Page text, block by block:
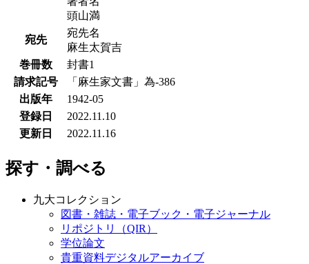
頭山満
宛先
宛先名
麻生太賀吉
巻冊数
封書1
請求記号
「麻生家文書」為-386
出版年
1942-05
登録日
2022.11.10
更新日
2022.11.16
探す・調べる
九大コレクション
図書・雑誌・電子ブック・電子ジャーナル
リポジトリ（QIR）
学位論文
貴重資料デジタルアーカイブ